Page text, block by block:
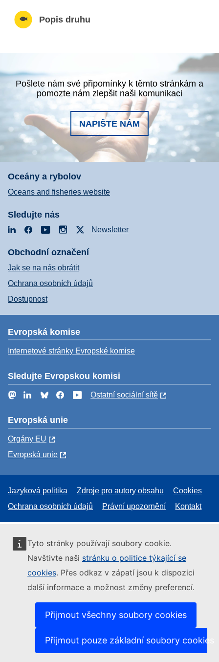
Tyto stránky používají soubory cookie.
Navštivte naši stránku o politice týkající se
cookies. Přes odkaz v zápatí jsou k dispozici
další informace a možnost změny preferencí.
Přijmout všechny soubory cookies
Přijmout pouze základní soubory cookies
Popis druhu
Pošlete nám své připomínky k těmto stránkám a
pomozte nám zlepšit naši komunikaci
NAPIŠTE NÁM
Oceány a rybolov
Oceans and fisheries website
Sledujte nás
LinkedInFacebookYouTubeInstagramNewsletter
Obchodní označení
Jak se na nás obrátit
Ochrana osobních údajů
Dostupnost
Evropská komise
Internetové stránky Evropské komise
Sledujte Evropskou komisi
MastodonLinkedInBlueskyFacebookYouTube
Ostatní sociální sítě
Evropská unie
Orgány EU
Evropská unie
Jazyková politika Zdroje pro autory obsahu
Cookies
Ochrana osobních údajů
Právní upozornění Kontakt